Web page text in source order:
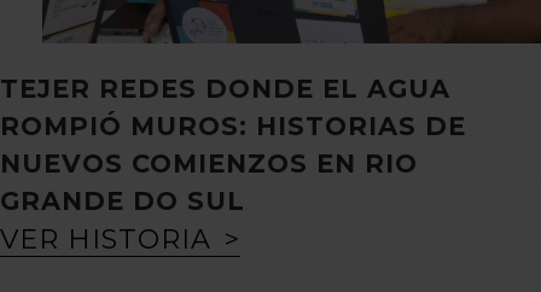
TEJER REDES DONDE EL AGUA
ROMPIÓ MUROS: HISTORIAS DE
NUEVOS COMIENZOS EN RIO
GRANDE DO SUL
VER HISTORIA